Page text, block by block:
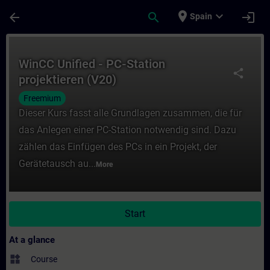
arrow_back search place Spain expand_more login
share
WinCC Unified - PC-Station
projektieren (V20)
Freemium
Dieser Kurs fasst alle Grundlagen zusammen, die für
das Anlegen einer PC-Station notwendig sind. Dazu
zählen das Einfügen des PCs in ein Projekt, der
Gerätetausch au... More
Start
At a glance
widgets Course